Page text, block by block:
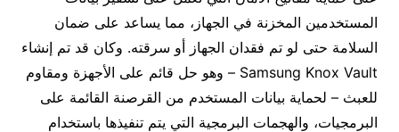
المستخدمين المخزنة في الجهاز، مما يساعد على ضمان
السلامة حتى لو تم فقدان الجهاز أو سرقته. وكان قد تم إنشاء
Samsung Knox Vault – وهو حل قائم على الأجهزة ومقاوم
للعبث – لحماية بيانات المستخدم من القرصنة القائمة على
البرمجيات، والهجمات البرمجية التي يتم تنفيذها باستخدام